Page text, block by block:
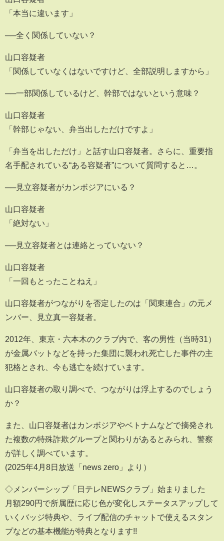
「本当に違います」
──全く関係していない？
山口容疑者
「関係していなくはないですけど、全部説明しますから」
──一部関係しているけど、幹部ではないという意味？
山口容疑者
「幹部じゃない、弁当出しただけですよ」
「弁当を出しただけ」と話す山口容疑者。さらに、重要指
名手配されている“ある容疑者”について質問すると…。
──見立容疑者がカンボジアにいる？
山口容疑者
「絶対ない」
──見立容疑者とは連絡とっていない？
山口容疑者
「一回もとったことねえ」
山口容疑者がつながりを否定したのは「関東連合」の元メ
ンバー、見立真一容疑者。
2012年、東京・六本木のクラブ内で、客の男性（当時31）
が金属バットなどを持った集団に襲われ死亡した事件の主
犯格とされ、今も逃亡を続けています。
山口容疑者の取り調べで、つながりは浮上するのでしょう
か？
また、山口容疑者はカンボジアやベトナムなどで摘発され
た複数の特殊詐欺グループと関わりがあるとみられ、警察
が詳しく調べています。
(2025年4月8日放送「news zero」より）
◇メンバーシップ「日テレNEWSクラブ」始まりました
月額290円で所属歴に応じ色が変化しステータスアップして
いくバッジ特典や、ライブ配信のチャットで使えるスタン
プなどの基本機能が特典となります!!